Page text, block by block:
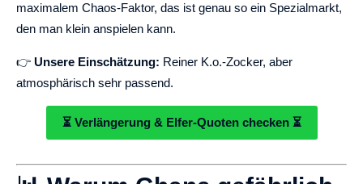
maximalem Chaos-Faktor, das ist genau so ein Spezialmarkt,
den man klein anspielen kann.
👉 Unsere Einschätzung: Reiner K.o.-Zocker, aber
atmosphärisch sehr passend.
⏳ Verlängerung & Elfer-Quoten checken ⏳